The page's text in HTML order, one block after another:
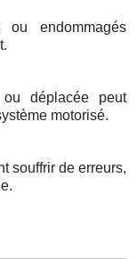
endommagés
déplacée peut
motorisé.
souffrir de erreurs,